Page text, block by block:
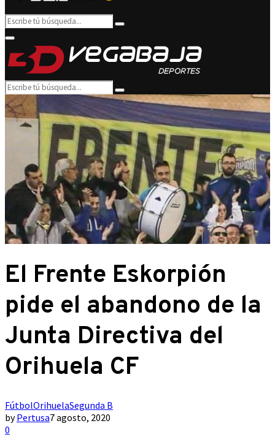
Search
for:
Search
Primary
Menu
Search
for:
Search
El Frente Eskorpión
pide el abandono de la
Junta Directiva del
Orihuela CF
FútbolOrihuelaSegunda B
byPertusa7 agosto, 2020
0